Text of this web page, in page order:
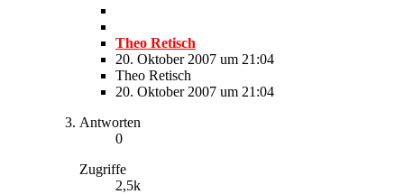
Theo Retisch
20. Oktober 2007 um 21:04
Theo Retisch
20. Oktober 2007 um 21:04
Antworten
0
Zugriffe
2,5k